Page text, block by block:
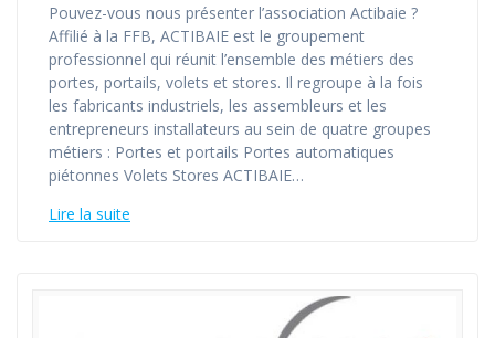
Pouvez-vous nous présenter l’association Actibaie ?
Affilié à la FFB, ACTIBAIE est le groupement
professionnel qui réunit l’ensemble des métiers des
portes, portails, volets et stores. Il regroupe à la fois
les fabricants industriels, les assembleurs et les
entrepreneurs installateurs au sein de quatre groupes
métiers : Portes et portails Portes automatiques
piétonnes Volets Stores ACTIBAIE…
Lire la suite